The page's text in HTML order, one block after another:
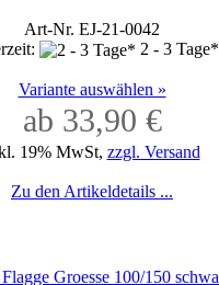
Art-Nr. EJ-21-0042
2 - 3 Tage*
Variante auswählen »
ab 33,90 €
19% MwSt, zzgl. Versand
Zu den Artikeldetails ...